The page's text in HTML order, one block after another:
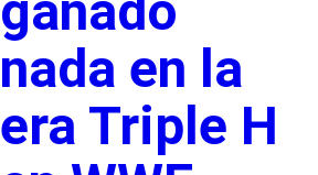
nada en la
era Triple H